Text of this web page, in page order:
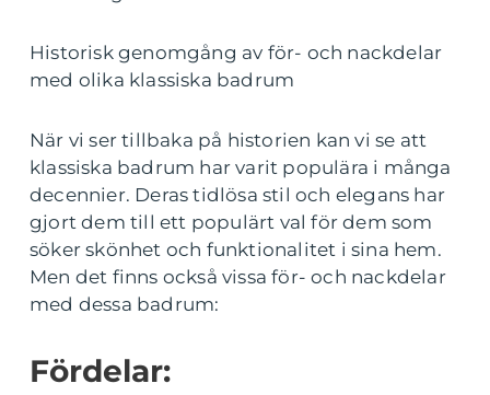
Historisk genomgång av för- och nackdelar
med olika klassiska badrum
När vi ser tillbaka på historien kan vi se att
klassiska badrum har varit populära i många
decennier. Deras tidlösa stil och elegans har
gjort dem till ett populärt val för dem som
söker skönhet och funktionalitet i sina hem.
Men det finns också vissa för- och nackdelar
med dessa badrum:
Fördelar: